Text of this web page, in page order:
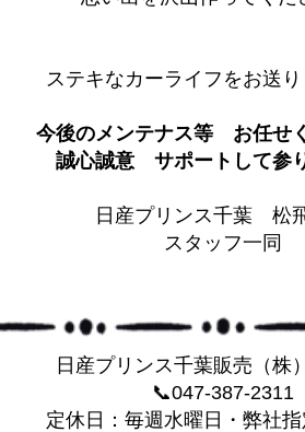
ステキなカーライフをお送
今後のメンテナス等 お任せ
誠心誠意 サポートして参
日産プリンス千葉 松
スタッフ一同
日産プリンス千葉販売（株
📞047-387-2311
定休日：毎週水曜日・弊社